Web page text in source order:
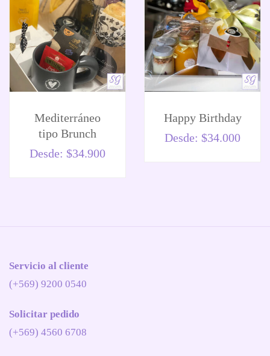
Mediterráneo
tipo Brunch
Desde: $34.900
Happy Birthday
Desde: $34.000
Servicio al cliente
(+569) 9200 0540
Solicitar pedido
(+569) 4560 6708